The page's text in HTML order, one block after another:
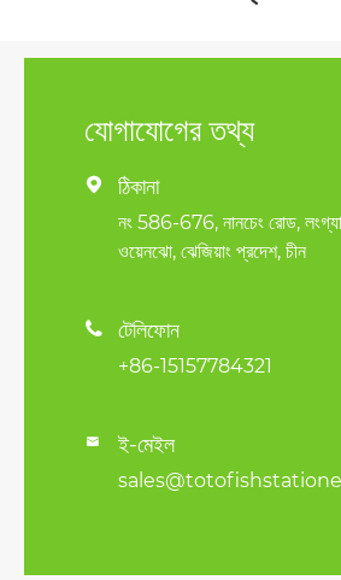
যোগাযোগের তথ্য
 ঠিকানা
নং 586-676, নানচেং রোড,
ওয়েনঝো, ঝেজিয়াং প্রদেশ, চীন
 টেলিফোন
+86-15157784321
 ই-মেইল